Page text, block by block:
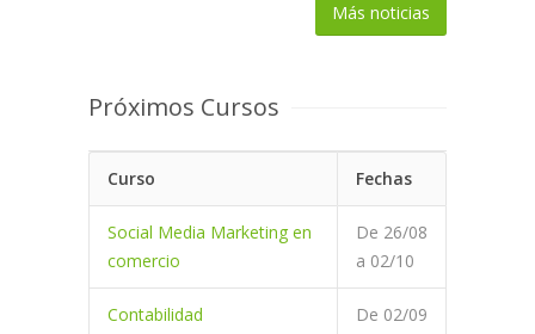
Más noticias
Próximos Cursos
Curso Fechas
Social Media Marketing en
comercio
De 26/08
a 02/10
Contabilidad De 02/09